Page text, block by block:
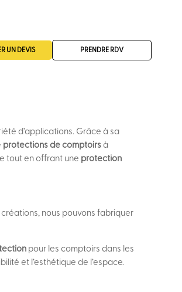
UN DEVIS PRENDRE RDV
d’applications. Grâce à sa
protections de comptoirs à
tout en offrant une protection
nous pouvons fabriquer
pour les comptoirs dans les
et l’esthétique de l’espace.